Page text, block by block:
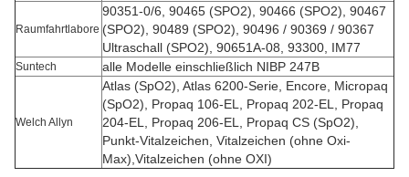
Raumfahrtlabore
90351-0/6, 90465 (SPO2), 90466 (SPO2), 90467
(SPO2), 90489 (SPO2), 90496 / 90369 / 90367
Ultraschall (SPO2), 90651A-08, 93300, IM77
Suntech alle Modelle einschließlich NIBP 247B
Welch Allyn
Atlas (SpO2), Atlas 6200-Serie, Encore, Micropaq
(SpO2), Propaq 106-EL, Propaq 202-EL, Propaq
204-EL, Propaq 206-EL, Propaq CS (SpO2),
Punkt-Vitalzeichen, Vitalzeichen (ohne Oxi-
Max),Vitalzeichen (ohne OXI)